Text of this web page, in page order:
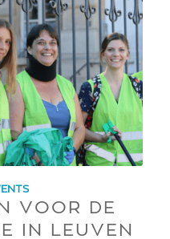
VOOR DE
IN LEUVEN